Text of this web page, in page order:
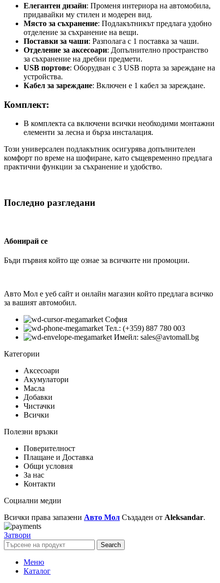
Елегантен дизайн: Променя интериора на автомобила,
придавайки му стилен и модерен вид.
Място за съхранение: Подлакътникът предлага удобно
отделение за съхранение на вещи.
Поставки за чаши: Разполага с 1 поставка за чаши.
Отделение за аксесоари: Допълнително пространство
за съхранение на дребни предмети.
USB портове: Оборудван с 3 USB порта за зареждане на
устройства.
Кабел за зареждане: Включен е 1 кабел за зареждане.
Комплект:
В комплекта са включени всички необходими монтажни
елементи за лесна и бърза инсталация.
Този универсален подлакътник осигурява допълнителен
комфорт по време на шофиране, като същевременно предлага
практични функции за съхранение и удобство.
Последно разгледани
Абонирай се
Бъди първия който ще ознае за всичките ни промоции.
Авто Мол е уеб сайт и онлайн магазин който предлага всичко
за вашият автомобил.
София
Тел.: (+359) 887 780 003
Имейл: sales@avtomall.bg
Категории
Аксесоари
Акумулатори
Масла
Добавки
Чистачки
Всички
Полезни връзки
Поверителност
Плащане и Доставка
Общи условия
За нас
Контакти
Социални медии
Всички права запазени Авто Мол Създаден от Aleksandar.
Затвори
Search
Меню
Каталог